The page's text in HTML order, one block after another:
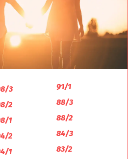
3
2
1
2
1
91/1
88/3
88/2
84/3
83/2